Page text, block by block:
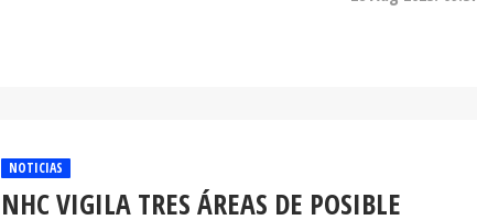
NHC VIGILA TRES ÁREAS DE POSIBLE
FORMACIÓN CICLÓNICA EN EL CARIBE